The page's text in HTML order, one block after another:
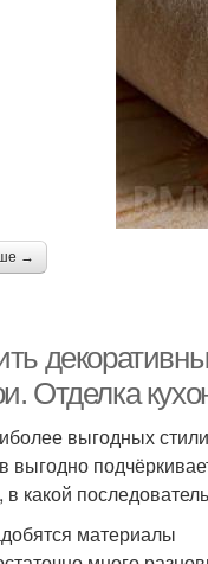
→
Отделка
выгодных
выгодно
какой
материалы